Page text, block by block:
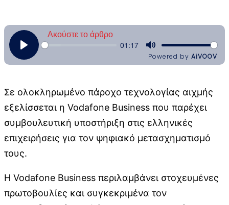
Σε ολοκληρωμένο πάροχο τεχνολογίας αιχμής
εξελίσσεται η Vodafone Business που παρέχει
συμβουλευτική υποστήριξη στις ελληνικές
επιχειρήσεις για τον ψηφιακό μετασχηματισμό
τους.
Η Vodafone Business περιλαμβάνει στοχευμένες
πρωτοβουλίες και συγκεκριμένα τον